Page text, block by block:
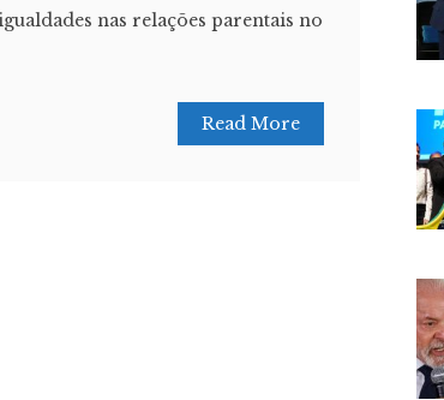
nas relações parentais no
Read More